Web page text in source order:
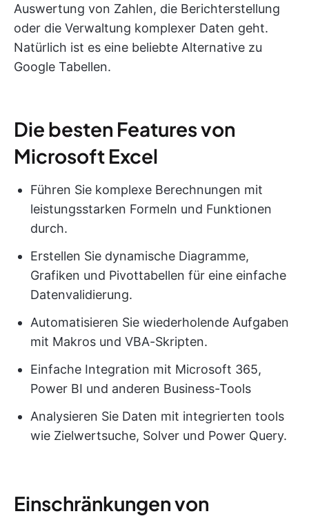
Auswertung von Zahlen, die Berichterstellung
oder die Verwaltung komplexer Daten geht.
Natürlich ist es eine beliebte Alternative zu
Google Tabellen.
Die besten Features von
Microsoft Excel
Führen Sie komplexe Berechnungen mit
leistungsstarken Formeln und Funktionen
durch.
Erstellen Sie dynamische Diagramme,
Grafiken und Pivottabellen für eine einfache
Datenvalidierung.
Automatisieren Sie wiederholende Aufgaben
mit Makros und VBA-Skripten.
Einfache Integration mit Microsoft 365,
Power BI und anderen Business-Tools
Analysieren Sie Daten mit integrierten tools
wie Zielwertsuche, Solver und Power Query.
Einschränkungen von